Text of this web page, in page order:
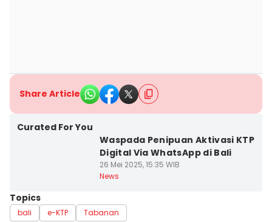
Share Article
Curated For You
Waspada Penipuan Aktivasi KTP
Digital Via WhatsApp di Bali
26 Mei 2025, 15:35 WIB
News
Topics
bali e-KTP Tabanan